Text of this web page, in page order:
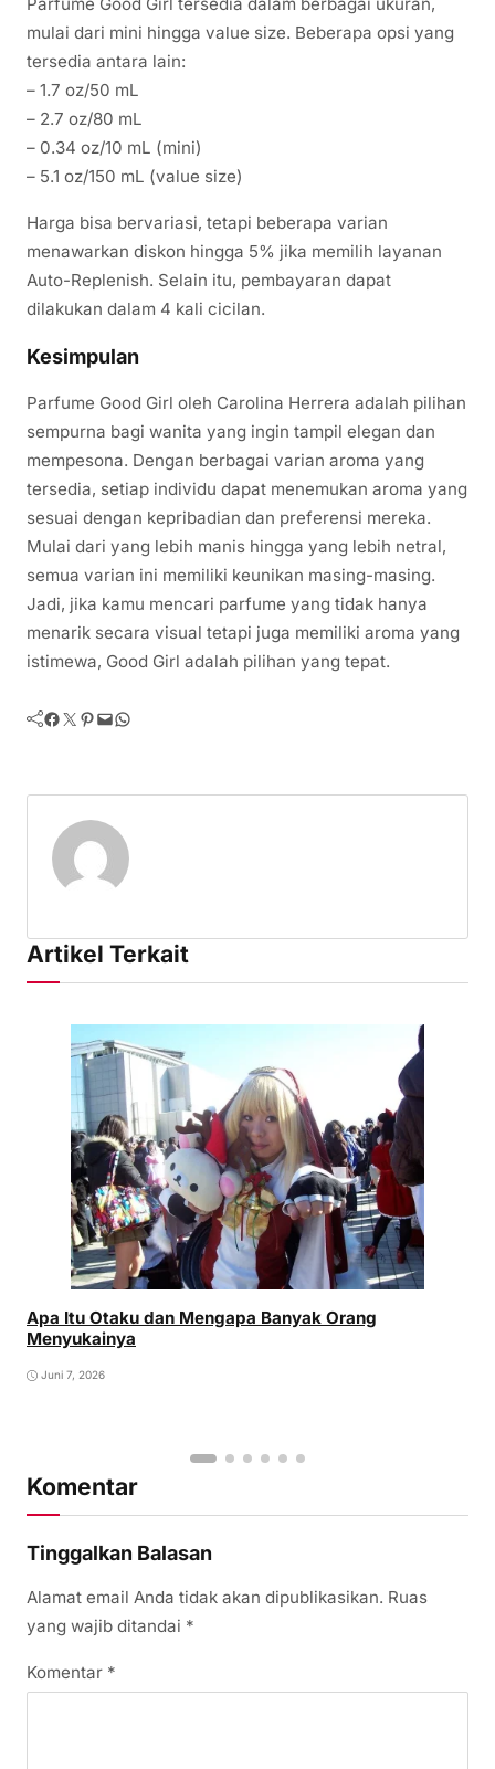
Parfume Good Girl tersedia dalam berbagai ukuran,
mulai dari mini hingga value size. Beberapa opsi yang
tersedia antara lain:
– 1.7 oz/50 mL
– 2.7 oz/80 mL
– 0.34 oz/10 mL (mini)
– 5.1 oz/150 mL (value size)
Harga bisa bervariasi, tetapi beberapa varian
menawarkan diskon hingga 5% jika memilih layanan
Auto-Replenish. Selain itu, pembayaran dapat
dilakukan dalam 4 kali cicilan.
Kesimpulan
Parfume Good Girl oleh Carolina Herrera adalah pilihan
sempurna bagi wanita yang ingin tampil elegan dan
mempesona. Dengan berbagai varian aroma yang
tersedia, setiap individu dapat menemukan aroma yang
sesuai dengan kepribadian dan preferensi mereka.
Mulai dari yang lebih manis hingga yang lebih netral,
semua varian ini memiliki keunikan masing-masing.
Jadi, jika kamu mencari parfume yang tidak hanya
menarik secara visual tetapi juga memiliki aroma yang
istimewa, Good Girl adalah pilihan yang tepat.
Facebook Twitter Pinterest Mail WhatsApp
Artikel Terkait
Apa Itu Otaku dan Mengapa Banyak Orang
Menyukainya
Juni 7, 2026
Komentar
Tinggalkan Balasan
Alamat email Anda tidak akan dipublikasikan. Ruas
yang wajib ditandai *
Komentar *